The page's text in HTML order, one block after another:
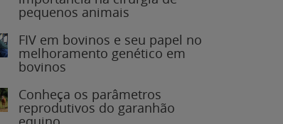
pequenos animais
FIV em bovinos e seu papel no
melhoramento genético em
bovinos
Conheça os parâmetros
reprodutivos do garanhão
equino